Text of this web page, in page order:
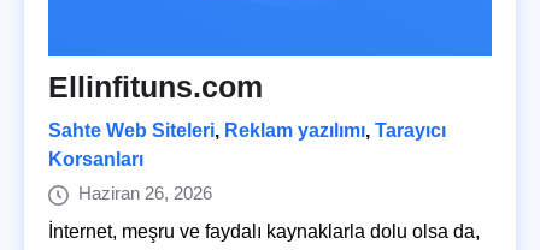
Ellinfituns.com
Sahte Web Siteleri, Reklam yazılımı, Tarayıcı
Korsanları
Haziran 26, 2026
İnternet, meşru ve faydalı kaynaklarla dolu olsa da,